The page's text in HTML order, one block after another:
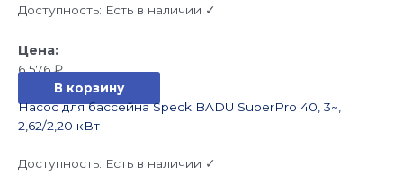
Доступность: Есть в наличии ✓
6 576₽
В корзину
Насос для бассейна Speck BADU SuperPro 40, 3~,
2,62/2,20 кВт
Доступность: Есть в наличии ✓